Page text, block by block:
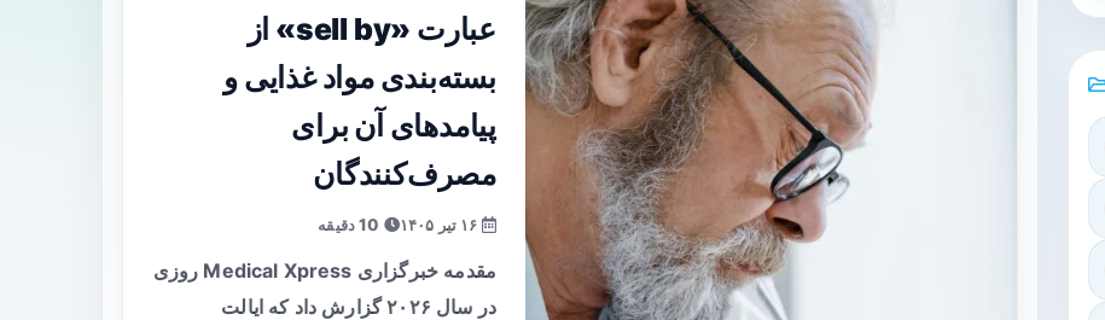
عبارت «sell by» از
بسته‌بندی مواد غذایی و
پیامدهای آن برای
مصرف‌کنندگان
مقدمه خبرگزاری Medical Xpress روزی
در سال ۲۰۲۶ گزارش داد که ایالت